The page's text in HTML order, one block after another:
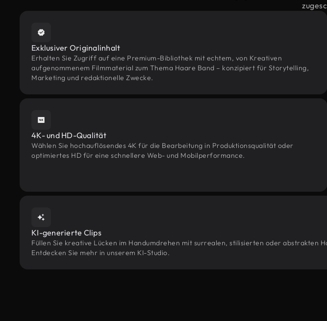
Exklusiver Originalinhalt
Erhalten Sie Zugriff auf eine Premium-Bibliothek mit echtem, von Kreativen
aufgenommenem Filmmaterial zum Thema Haare Band – konzipiert für Storytelling,
Marketing und redaktionelle Zwecke.
4K- und HD-Qualität
Wählen Sie hochauflösendes 4K für die Bearbeitung in Produktionsqualität oder
optimiertes HD für eine schnellere Web- und Mobilperformance.
KI-generierte Clips
Füllen Sie kreative Lücken im Handumdrehen mit surrealen, stilisierten oder abstrakten
Entdecken Sie mehr in unserem KI-Studio.